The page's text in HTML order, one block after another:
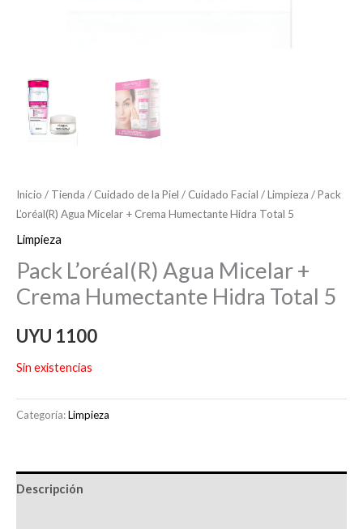
Inicio / Tienda / Cuidado de la Piel / Cuidado Facial /Limpieza / Pack
L’oréal(R) Agua Micelar + Crema Humectante Hidra Total 5
Limpieza
Pack L’oréal(R) Agua Micelar +
Crema Humectante Hidra Total 5
UYU 1100
Sin existencias
Categoría:Limpieza
Descripción